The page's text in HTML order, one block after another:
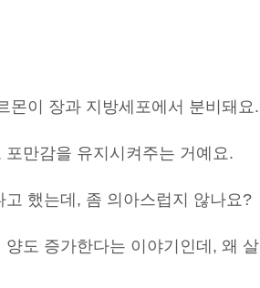
몬이 장과 지방세포에서 분비돼요.
만감을 유지시켜주는 거예요.
했는데, 좀 의아스럽지 않나요?
도 증가한다는 이야기인데, 왜 살